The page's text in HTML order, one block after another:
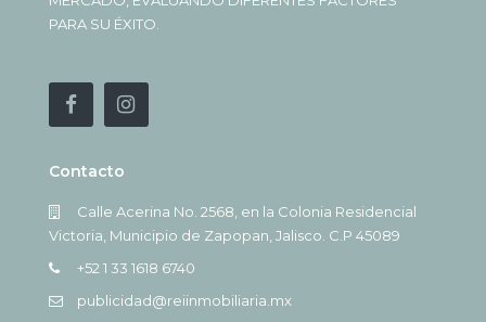
PARA SU ÉXITO.
Contacto
Calle Acerina No. 2568, en la Colonia Residencial
Victoria, Municipio de Zapopan, Jalisco. C.P 45089
+52 1 33 1618 6740
publicidad@reiinmobiliaria.mx